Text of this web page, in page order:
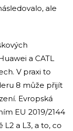
ale
a CATL
V praxi to
8 může přijít
Evropská
EU 2019/2144
a L3, a to, co